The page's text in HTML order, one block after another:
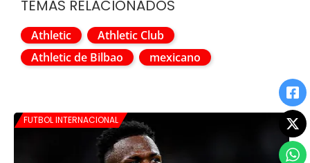
TEMAS RELACIONADOS
Athletic
Athletic Club
Athletic de Bilbao
mexicano
FUTBOL INTERNACIONAL